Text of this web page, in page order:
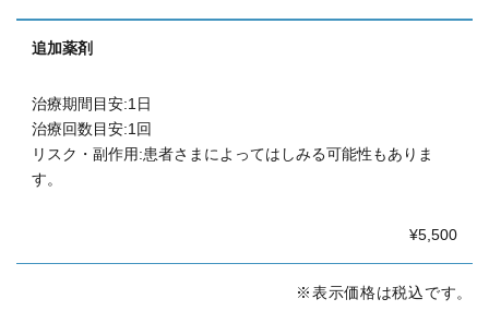
追加薬剤
治療期間目安:1日
治療回数目安:1回
リスク・副作用:患者さまによってはしみる可能性もありま
す。
¥5,500
※表示価格は税込です。